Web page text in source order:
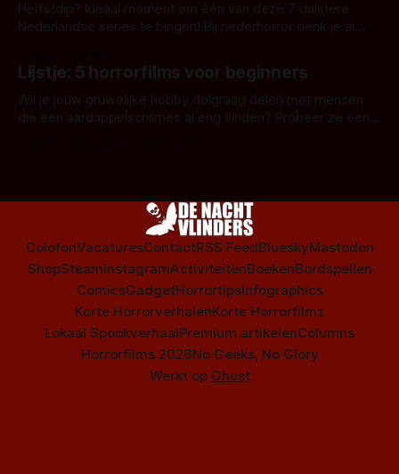
Herfstdip? Ideaal moment om één van deze 7 duistere
Nederlandse series te bingen! Bij nederhorror denk je al
Amsterdamned of The Johnsons. Maar Nederlandse horror
is niet beperkt tot films. Hier een aantal Nederlandse tv-
series uit het duistere of horrorgenre. Als
Lijstje: 5 horrorfilms voor beginners
Wil je jouw gruwelijke hobby dolgraag delen met mensen
die een aardappelschilmes al eng vinden? Probeer ze eens
ColofonVacaturesContactRSS FeedBlueskyMastodon
ShopSteamInstagramActiviteitenBoekenBordspellen
ComicsGadgetHorrortipsInfographics
Korte HorrorverhalenKorte Horrorfilms
Lokaal SpookverhaalPremium artikelenColumns
Horrorfilms 2026No Geeks, No Glory
Werkt op Ghost